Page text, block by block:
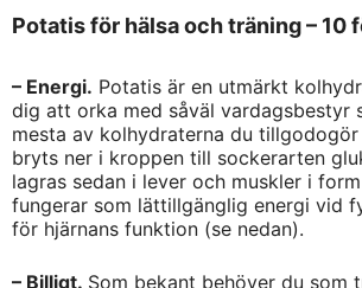
Potatis för hälsa och träning – 10
– Energi. Potatis är en utmärkt
dig att orka med såväl vardagsbestyr
mesta av kolhydraterna du
bryts ner i kroppen till sockerarten
lagras sedan i lever och muskler i
fungerar som lättillgänglig energi vid
för hjärnans funktion (se nedan).
– Billigt. Som bekant behöver du som